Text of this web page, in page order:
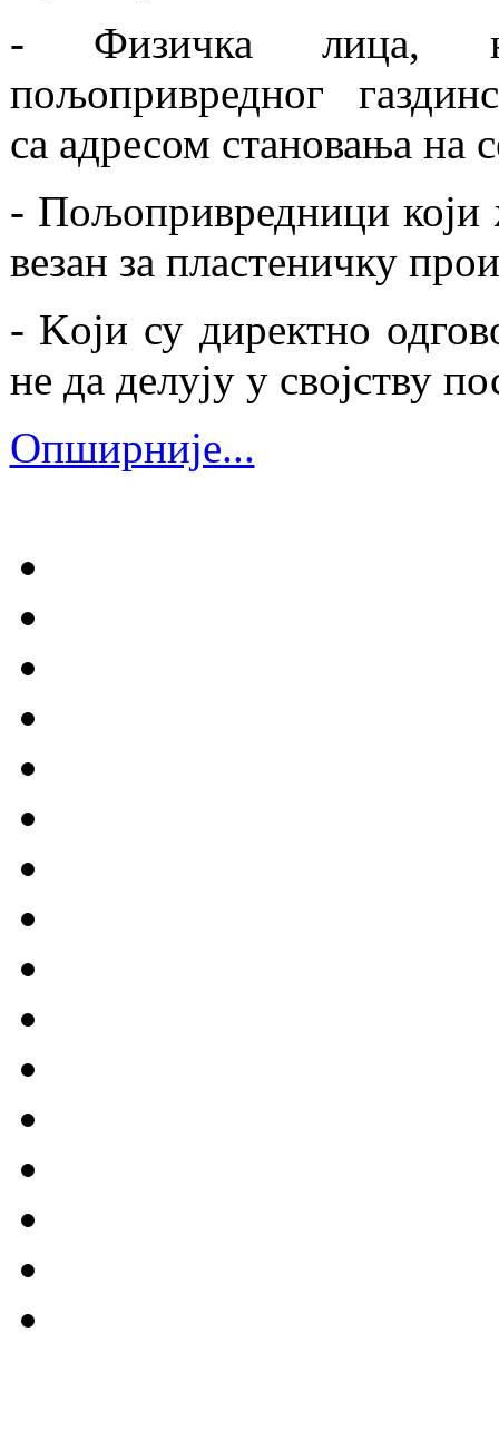
- Физичка лица,
пољопривредног
са адресом становања на
- Пољопривредници који
везан за пластеничку
- Kоји су директно
не да делују у својству
Опширније...